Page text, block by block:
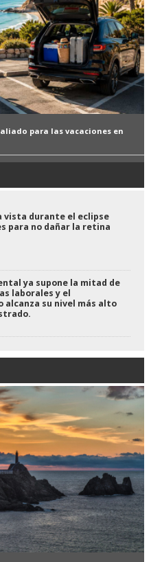
para las vacaciones en
vista durante el eclipse
para no dañar la retina
ya supone la mitad de
laborales y el
alcanza su nivel más alto